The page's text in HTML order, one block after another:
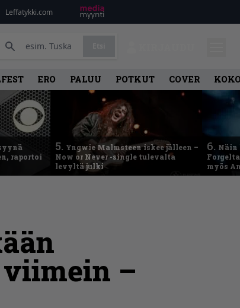
Leffatykki.com
ERO PALUU POTKUT COVER
raportoi
5. Yngwie Malmsteen iskee jälleen –
Now or Never -single tulevalta
levyltä julki
6. Näin
myös
–